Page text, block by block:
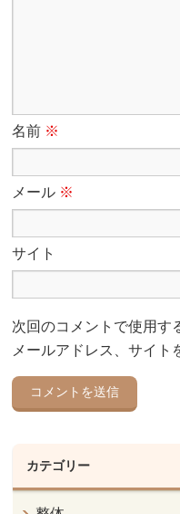
名前 ※
メール ※
サイト
次回のコメントで使用す
メールアドレス、サイト
カテゴリー